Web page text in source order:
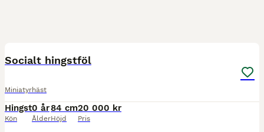
Socialt hingstföl
Miniatyrhäst
Hingst
Kön
0 år
Ålder
84 cm
Höjd
20 000 kr
Pris